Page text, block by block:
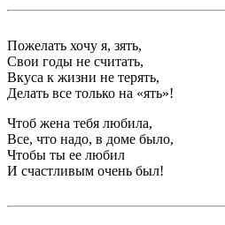
Пожелать хочу я, зять,
Свои годы не считать,
Вкуса к жизни не терять,
Делать все только на «ять»!
Чтоб жена тебя любила,
Все, что надо, в доме было,
Чтобы ты ее любил
И счастливым очень был!